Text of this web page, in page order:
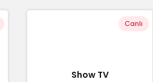
Canlı
Show TV